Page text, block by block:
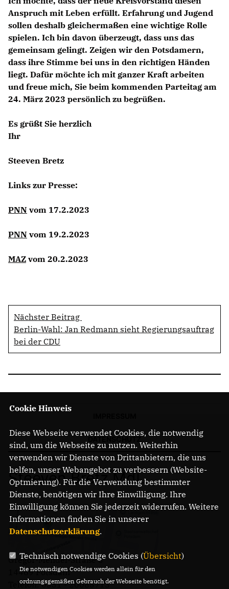
Anspruch mit Leben erfüllt. Erfahrung und Jugend
sollen deshalb gleichermaßen eine wichtige Rolle
spielen. Ich bin davon überzeugt, dass uns das
gemeinsam gelingt. Zeigen wir den Potsdamern,
dass ihre Stimme bei uns in den richtigen Händen
liegt. Dafür möchte ich mit ganzer Kraft arbeiten
und freue mich, Sie beim kommenden Parteitag am
24. März 2023 persönlich zu begrüßen.
Es grüßt Sie herzlich
Ihr
Steeven Bretz
Links zur Presse:
PNN vom 17.2.2023
PNN vom 19.2.2023
MAZ vom 20.2.2023
Nächster Beitrag
Berlin-Wahl: Jan Redmann sieht Regierungsauftrag
bei der CDU
Steeven Bretz MdL
Gregor-Mendel-Straße 3
14469 Potsdam
Telefon: 0331 - 20085713
Cookie Hinweis
Diese Webseite verwendet Cookies, die notwendig
sind, um die Webseite zu nutzen. Weiterhin
verwenden wir Dienste von Drittanbietern, die uns
helfen, unser Webangebot zu verbessern (Website-
Optmierung). Für die Verwendung bestimmter
Dienste, benötigen wir Ihre Einwilligung. Ihre
Einwilligung können Sie jederzeit widerrufen. Weitere
Informationen finden Sie in unserer
Datenschutzerklärung.
Technisch notwendige Cookies (Übersicht)
Die notwendigen Cookies werden allein für den
ordnungsgemäßen Gebrauch der Webseite benötigt.